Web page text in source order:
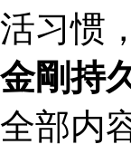
活习惯
金剛持
全部内